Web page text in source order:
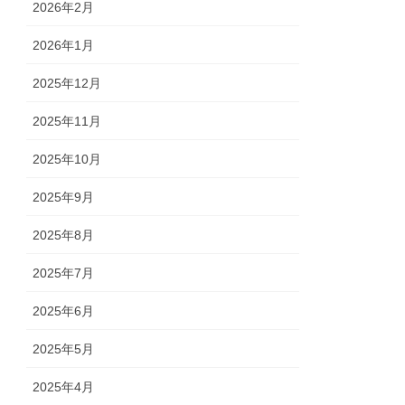
2026年2月
2026年1月
2025年12月
2025年11月
2025年10月
2025年9月
2025年8月
2025年7月
2025年6月
2025年5月
2025年4月